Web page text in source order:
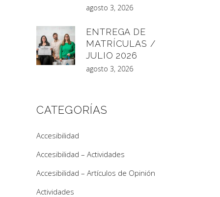
agosto 3, 2026
ENTREGA DE
MATRÍCULAS /
JULIO 2026
agosto 3, 2026
CATEGORÍAS
Accesibilidad
Accesibilidad – Actividades
Accesibilidad – Artículos de Opinión
Actividades